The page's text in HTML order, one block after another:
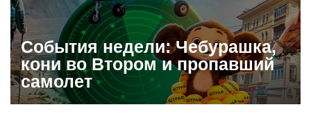
События недели: Чебурашка,
кони во Втором и пропавший
самолет